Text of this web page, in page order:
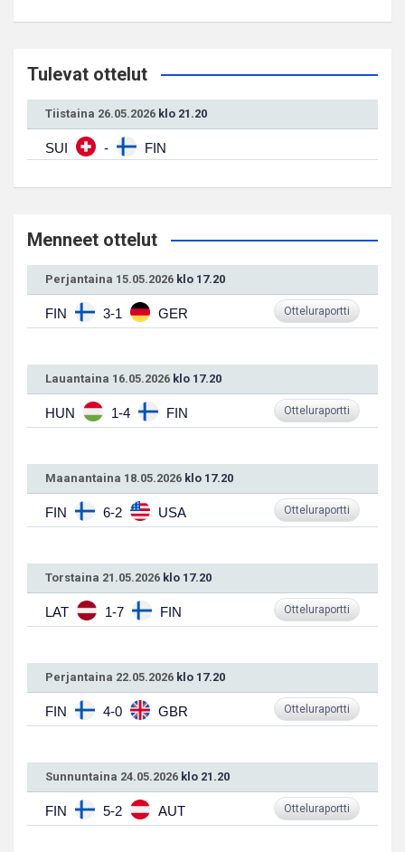
Tulevat ottelut
Tiistaina 26.05.2026 klo 21.20
SUI - FIN
Menneet ottelut
Perjantaina 15.05.2026 klo 17.20
FIN 3-1 GER Otteluraportti
Lauantaina 16.05.2026 klo 17.20
HUN 1-4 FIN Otteluraportti
Maanantaina 18.05.2026 klo 17.20
FIN 6-2 USA Otteluraportti
Torstaina 21.05.2026 klo 17.20
LAT 1-7 FIN Otteluraportti
Perjantaina 22.05.2026 klo 17.20
FIN 4-0 GBR Otteluraportti
Sunnuntaina 24.05.2026 klo 21.20
FIN 5-2 AUT Otteluraportti